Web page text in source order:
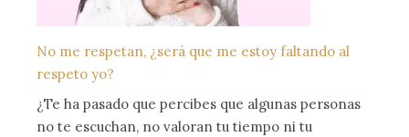
No me respetan, ¿será que me estoy faltando al
respeto yo?
¿Te ha pasado que percibes que algunas personas
no te escuchan, no valoran tu tiempo ni tu